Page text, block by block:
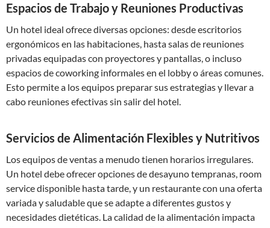
Espacios de Trabajo y Reuniones Productivas
Un hotel ideal ofrece diversas opciones: desde escritorios
ergonómicos en las habitaciones, hasta salas de reuniones
privadas equipadas con proyectores y pantallas, o incluso
espacios de coworking informales en el lobby o áreas comunes.
Esto permite a los equipos preparar sus estrategias y llevar a
cabo reuniones efectivas sin salir del hotel.
Servicios de Alimentación Flexibles y Nutritivos
Los equipos de ventas a menudo tienen horarios irregulares.
Un hotel debe ofrecer opciones de desayuno tempranas, room
service disponible hasta tarde, y un restaurante con una oferta
variada y saludable que se adapte a diferentes gustos y
necesidades dietéticas. La calidad de la alimentación impacta